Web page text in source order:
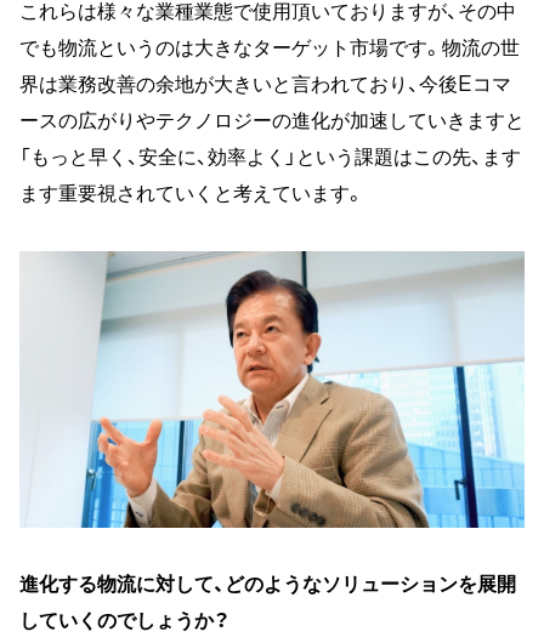
これらは様々な業種業態で使用頂いておりますが、その中
でも物流というのは大きなターゲット市場です。物流の世
界は業務改善の余地が大きいと言われており、今後Eコマ
ースの広がりやテクノロジーの進化が加速していきますと
「もっと早く、安全に、効率よく」という課題はこの先、ます
ます重要視されていくと考えています。
進化する物流に対して、どのようなソリューションを展開
していくのでしょうか？